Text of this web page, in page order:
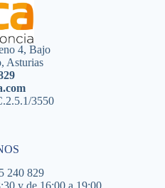
4, Bajo
Asturias
3550
240 829
y de 16:00 a 19:00